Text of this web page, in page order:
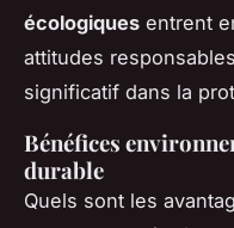
écologiques entrent
attitudes
significatif dans la
Bénéfices
durable
Quels sont les